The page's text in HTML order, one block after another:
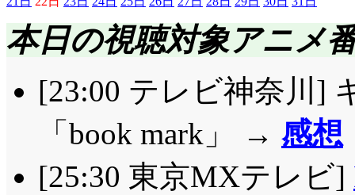
本日の視聴対象アニメ
[23:00 テレビ神奈川]
「book mark」 → 感想
[25:30 東京MXテレビ]